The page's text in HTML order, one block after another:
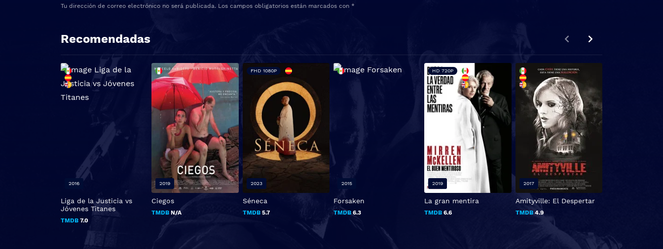
Tu dirección de correo electrónico no será publicada. Los campos obligatorios están marcados con *
Recomendadas
Liga de la Justicia vs
Jóvenes Titanes
TMDB 7.0
2016
Ciegos
TMDB N/A
2019
Séneca
TMDB5.7
FHD 1080P
2023
Forsaken
TMDB6.3
2015
La gran mentira
TMDB 6.6
HD 720P
2019
Amityville: El Despertar
TMDB4.9
2017